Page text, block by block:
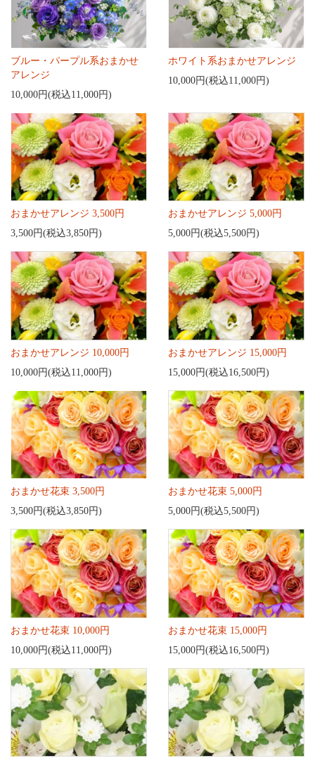
ブルー・パープル系おまかせ
アレンジ
10,000円(税込11,000円)
ホワイト系おまかせアレンジ
10,000円(税込11,000円)
おまかせアレンジ 3,500円
3,500円(税込3,850円)
おまかせアレンジ 5,000円
5,000円(税込5,500円)
おまかせアレンジ 10,000円
10,000円(税込11,000円)
おまかせアレンジ 15,000円
15,000円(税込16,500円)
おまかせ花束 3,500円
3,500円(税込3,850円)
おまかせ花束 5,000円
5,000円(税込5,500円)
おまかせ花束 10,000円
10,000円(税込11,000円)
おまかせ花束 15,000円
15,000円(税込16,500円)